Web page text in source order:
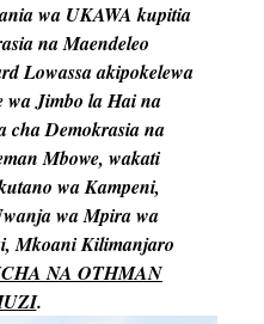
wa UKAWA kupitia
na Maendeleo
Lowassa akipokelewa
wa Jimbo la Hai na
cha Demokrasia na
Mbowe, wakati
wa Kampeni,
wa Mpira wa
Mkoani Kilimanjaro
NA OTHMAN
.